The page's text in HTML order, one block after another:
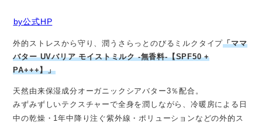
by公式HP
外的ストレスから守り、潤うさらっとのびるミルクタイプ「ママ
バター UVバリア モイストミルク -無香料-【SPF50 +
PA+++】」
天然由来保湿成分オーガニックシアバター3％配合。
みずみずしいテクスチャーで全身を潤しながら、冷暖房による日
中の乾燥・1年中降り注ぐ紫外線・ポリューションなどの外的ス